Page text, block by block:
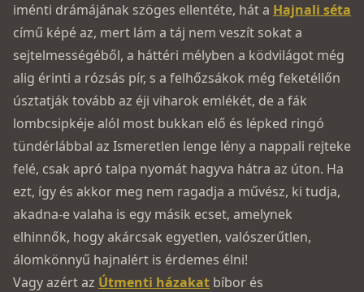
iménti drámájának szöges ellentéte, hát a Hajnali séta
című képé az, mert lám a táj nem veszít sokat a
sejtelmességéből, a háttéri mélyben a ködvilágot még
alig érinti a rózsás pír, s a felhőzsákok még feketéllőn
úsztatják tovább az éji viharok emlékét, de a fák
lombcsipkéje alól most bukkan elő és lépked ringó
tündérlábbal az Ismeretlen lenge lény a nappali rejteke
felé, csak apró talpa nyomát hagyva hátra az úton. Ha
ezt, így és akkor meg nem ragadja a művész, ki tudja,
akadna-e valaha is egy másik ecset, amelynek
elhinnők, hogy akárcsak egyetlen, valószerűtlen,
álomkönnyű hajnalért is érdemes élni!
Vagy azért az Útmenti házakat bíbor és